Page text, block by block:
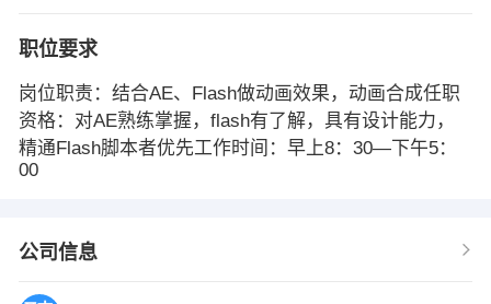
职位要求
岗位职责：结合AE、Flash做动画效果，动画合成任职
资格：对AE熟练掌握，flash有了解，具有设计能力，
精通Flash脚本者优先工作时间：早上8：30—下午5：
00
公司信息